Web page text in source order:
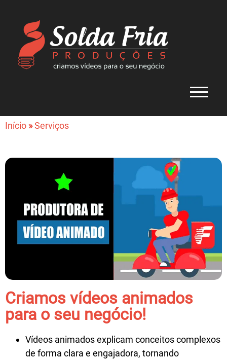
Início»Serviços
Criamos vídeos animados
para o seu negócio!
Vídeos animados explicam conceitos complexos
de forma clara e engajadora, tornando